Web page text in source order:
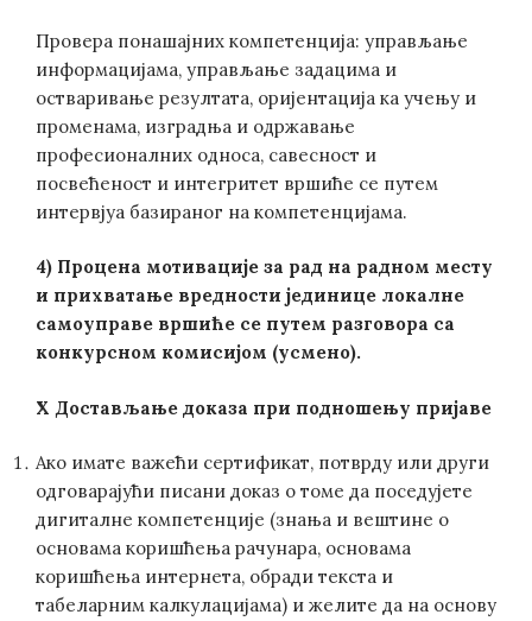
Провера понашајних компетенција: управљање
информацијама, управљање задацима и
остваривање резултата, оријентација ка учењу и
променама, изградња и одржавање
професионалних односа, савесност и
посвећеност и интегритет вршиће се путем
интервјуа базираног на компетенцијама.
4) Процена мотивације за рад на радном месту
и прихватање вредности јединице локалне
самоуправе вршиће се путем разговора са
конкурсном комисијом (усмено).
X Достављање доказа при подношењу пријаве
Ако имате важећи сертификат, потврду или други
одговарајући писани доказ о томе да поседујете
дигиталне компетенције (знања и вештине о
основама коришћења рачунара, основама
коришћења интернета, обради текста и
табеларним калкулацијама) и желите да на основу